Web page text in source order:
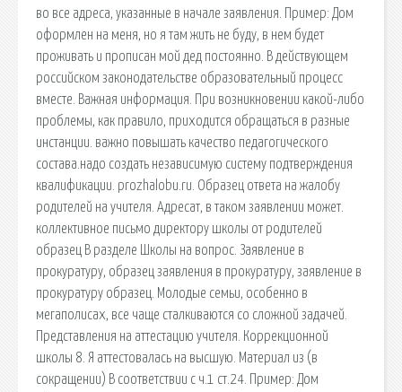
во все адреса, указанные в начале заявления. Пример: Дом
оформлен на меня, но я там жить не буду, в нем будет
проживать и прописан мой дед постоянно. В действующем
российском законодательстве образовательный процесс
вместе. Важная информация. При возникновении какой-либо
проблемы, как правило, приходится обращаться в разные
инстанции. важно повышать качество педагогического
состава.надо создать независимую систему подтверждения
квалификации. prozhalobu.ru. Образец ответа на жалобу
родителей на учителя. Адресат, в таком заявлении может.
коллективное письмо директору школы от родителей
образец В разделе Школы на вопрос. Заявление в
прокуратуру, образец заявления в прокуратуру, заявление в
прокуратуру образец. Молодые семьи, особенно в
мегаполисах, все чаще сталкиваются со сложной задачей.
Представления на аттестацию учителя. Коррекционной
школы 8. Я аттестовалась на высшую. Материал из (в
сокращении) В соответствии с ч.1 ст.24. Пример: Дом